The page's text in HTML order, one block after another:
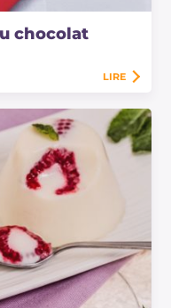
chocolat
LIRE